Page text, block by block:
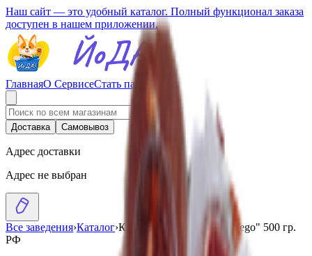
Наш сайт — это удобный каталог. Полный функционал заказа
доступен в нашем приложении.
ГлавнаяО СервисеСтать партнером
Доставка Самовывоз
Адрес доставки
Адрес не выбран
Все заведения›Каталог›Колбаса Бутербродная "Vego" 500 гр.
РФ